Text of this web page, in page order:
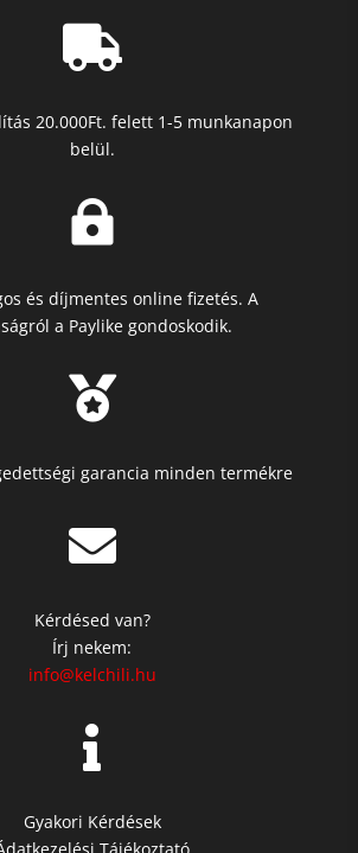

20.000Ft. felett 1-5 munkanapon
belül.

és díjmentes online fizetés. A
a Paylike gondoskodik.

garancia minden termékre

Kérdésed van?
Írj nekem:
info@kelchili.hu

Gyakori Kérdések